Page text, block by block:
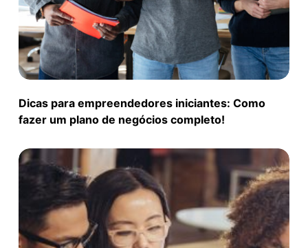
Dicas para empreendedores iniciantes: Como
fazer um plano de negócios completo!